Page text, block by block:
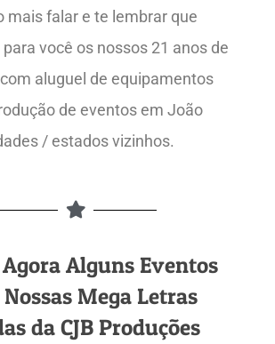
mais falar e te lembrar que
você os nossos 21 anos de
aluguel de equipamentos
de eventos em João
/ estados vizinhos.
Alguns Eventos
Mega Letras
da CJB Produções